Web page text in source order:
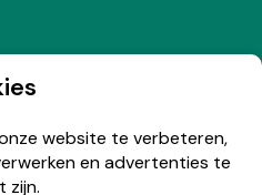
website te verbeteren,
en advertenties te
zijn.
nieuwsbrief